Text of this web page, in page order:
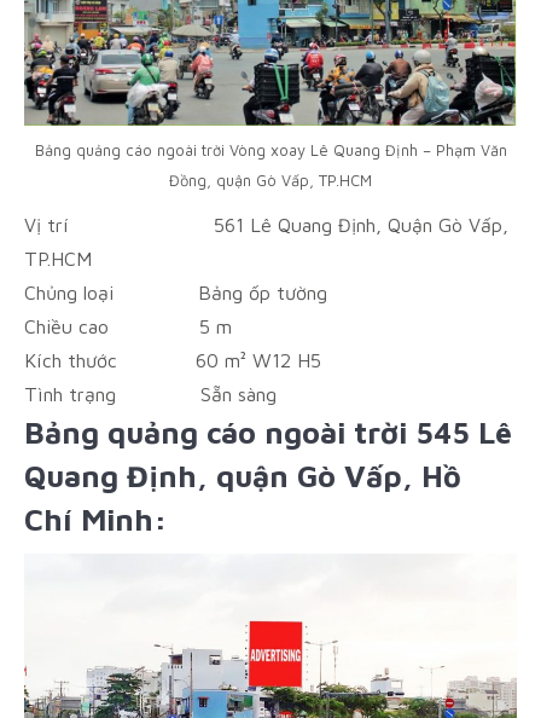
Bảng quảng cáo ngoài trời Vòng xoay Lê Quang Định – Phạm Văn
Đồng, quận Gò Vấp, TP.HCM
Vị trí 561 Lê Quang Định, Quận Gò Vấp,
TP.HCM
Chủng loại Bảng ốp tường
Chiều cao 5 m
Kích thước 60 m² W12 H5
Tình trạng Sẵn sàng
Bảng quảng cáo ngoài trời 545 Lê
Quang Định, quận Gò Vấp, Hồ
Chí Minh: